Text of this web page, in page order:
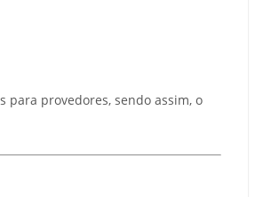
para provedores, sendo assim, o